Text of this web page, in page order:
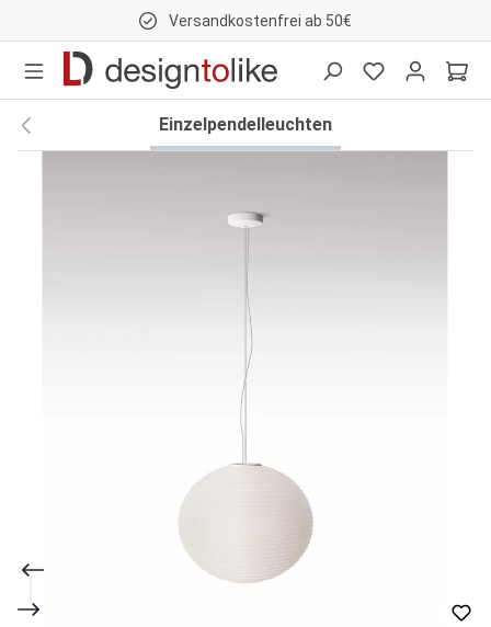
Versandkostenfrei ab 50€
Einzelpendelleuchten